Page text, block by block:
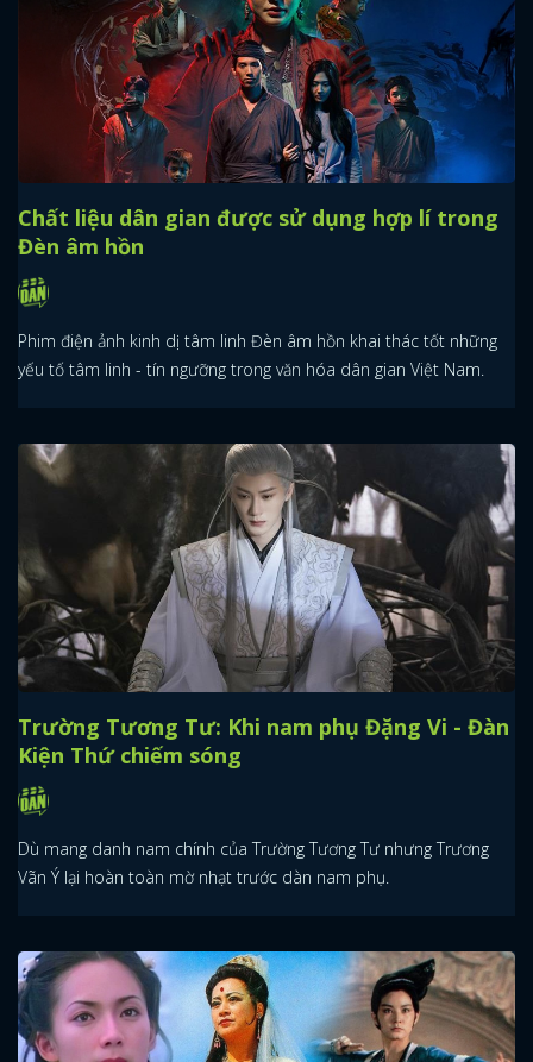
Chất liệu dân gian được sử dụng hợp lí trong
Đèn âm hồn
Phim điện ảnh kinh dị tâm linh Đèn âm hồn khai thác tốt những
yếu tố tâm linh - tín ngưỡng trong văn hóa dân gian Việt Nam.
Trường Tương Tư: Khi nam phụ Đặng Vi - Đàn
Kiện Thứ chiếm sóng
Dù mang danh nam chính của Trường Tương Tư nhưng Trương
Vãn Ý lại hoàn toàn mờ nhạt trước dàn nam phụ.